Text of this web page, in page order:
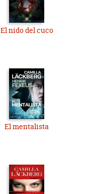
El nido del cuco
El mentalista